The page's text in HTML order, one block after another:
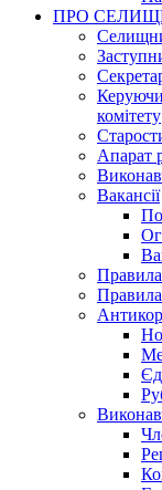
ПРО
комітету
Апарат
Вакансії
Правила